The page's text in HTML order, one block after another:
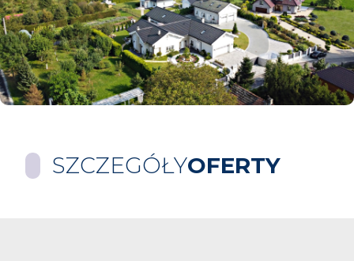
SZCZEGÓŁYOFERTY